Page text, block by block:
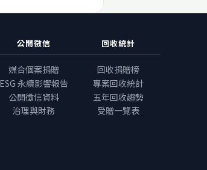
公開徵信
媒合個案捐贈
ESG 永續影響報告
公開徵信資料
治理與財務
回收統計
回收捐贈榜
專案回收統計
五年回收趨勢
受贈一覽表